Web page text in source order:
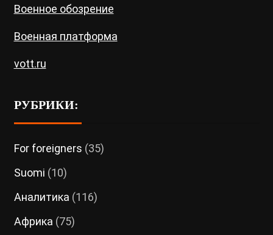
Военное обозрение
Военная платформа
vott.ru
РУБРИКИ:
For foreigners (35)
Suomi (10)
Аналитика (116)
Африка (75)